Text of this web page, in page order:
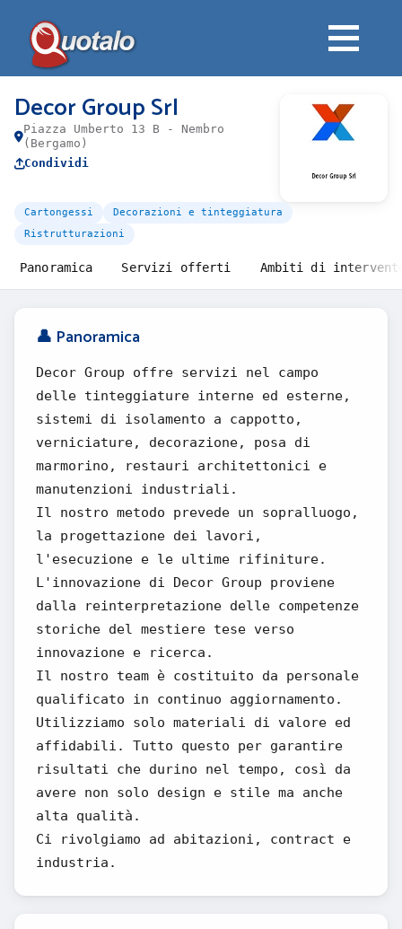
Decor Group Srl
Piazza Umberto 13 B - Nembro
(Bergamo)
Condividi
Cartongessi
Decorazioni e tinteggiatura
Ristrutturazioni
Panoramica Servizi offerti Ambiti di
👤 Panoramica
Decor Group offre servizi nel campo
delle tinteggiature interne ed esterne,
sistemi di isolamento a cappotto,
verniciature, decorazione, posa di
marmorino, restauri architettonici e
manutenzioni industriali.
Il nostro metodo prevede un sopralluogo,
la progettazione dei lavori,
l'esecuzione e le ultime rifiniture.
L'innovazione di Decor Group proviene
dalla reinterpretazione delle competenze
storiche del mestiere tese verso
innovazione e ricerca.
Il nostro team è costituito da personale
qualificato in continuo aggiornamento.
Utilizziamo solo materiali di valore ed
affidabili. Tutto questo per garantire
risultati che durino nel tempo, così da
avere non solo design e stile ma anche
alta qualità.
Ci rivolgiamo ad abitazioni, contract e
industria.